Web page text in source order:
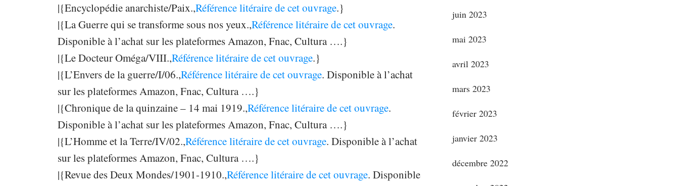
|{Encyclopédie anarchiste/Paix.,Référence litéraire de cet ouvrage.}
|{La Guerre qui se transforme sous nos yeux.,Référence litéraire de cet ouvrage.
Disponible à l’achat sur les plateformes Amazon, Fnac, Cultura ….}
|{Le Docteur Oméga/VIII.,Référence litéraire de cet ouvrage.}
|{L’Envers de la guerre/I/06.,Référence litéraire de cet ouvrage. Disponible à l’achat
sur les plateformes Amazon, Fnac, Cultura ….}
|{Chronique de la quinzaine – 14 mai 1919.,Référence litéraire de cet ouvrage.
Disponible à l’achat sur les plateformes Amazon, Fnac, Cultura ….}
|{L’Homme et la Terre/IV/02.,Référence litéraire de cet ouvrage. Disponible à l’achat
sur les plateformes Amazon, Fnac, Cultura ….}
|{Revue des Deux Mondes/1901-1910.,Référence litéraire de cet ouvrage. Disponible
juin 2023
mai 2023
avril 2023
mars 2023
février 2023
janvier 2023
décembre 2022